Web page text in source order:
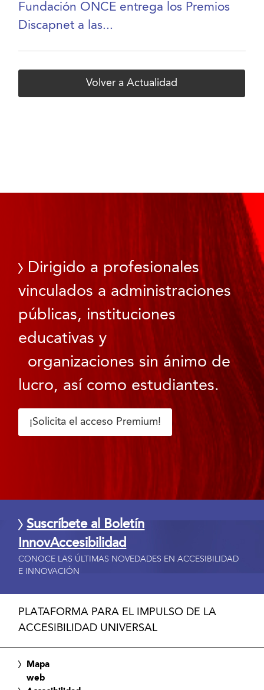
Fundación ONCE entrega los Premios
Discapnet a las...
Volver a Actualidad
Dirigido a profesionales
vinculados a administraciones
públicas, instituciones
educativas y
organizaciones sin ánimo de
lucro, así como estudiantes.
¡Solicita el acceso Premium!
Suscríbete al Boletín
InnovAccesibilidad
CONOCE LAS ÚLTIMAS NOVEDADES EN ACCESIBILIDAD
E INNOVACIÓN
PLATAFORMA PARA EL IMPULSO DE LA
ACCESIBILIDAD UNIVERSAL
Mapa
web